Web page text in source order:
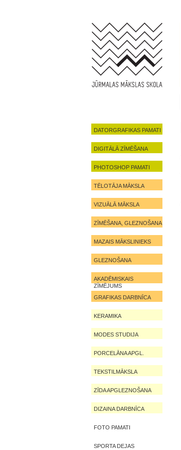
DATORGRAFIKAS PAMATI
DIGITĀLĀ ZĪMĒŠANA
PHOTOSHOP PAMATI
TĒLOTĀJA MĀKSLA
VIZUĀLĀ MĀKSLA
ZĪMĒŠANA, GLEZNOŠANA
MAZAIS MĀKSLINIEKS
GLEZNOŠANA
AKADĒMISKAIS
ZĪMĒJUMS
GRAFIKAS DARBNĪCA
KERAMIKA
MODES STUDIJA
PORCELĀNA APGL.
TEKSTILMĀKSLA
ZĪDA APGLEZNOŠANA
DIZAINA DARBNĪCA
FOTO PAMATI
SPORTA DEJAS